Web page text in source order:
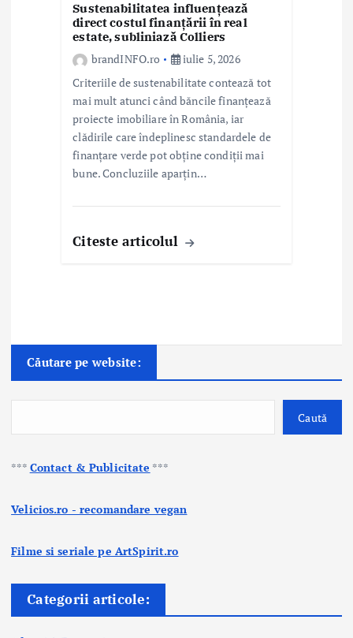
Sustenabilitatea influențează
direct costul finanțării în real
estate, subliniază Colliers
brandINFO.ro
iulie 5, 2026
Criteriile de sustenabilitate contează tot
mai mult atunci când băncile finanțează
proiecte imobiliare în România, iar
clădirile care îndeplinesc standardele de
finanțare verde pot obține condiții mai
bune. Concluziile aparțin…
Citeste articolul
Căutare pe website:
Caută
*** Contact & Publicitate ***
Velicios.ro - recomandare vegan
Filme si seriale pe ArtSpirit.ro
Categorii articole: